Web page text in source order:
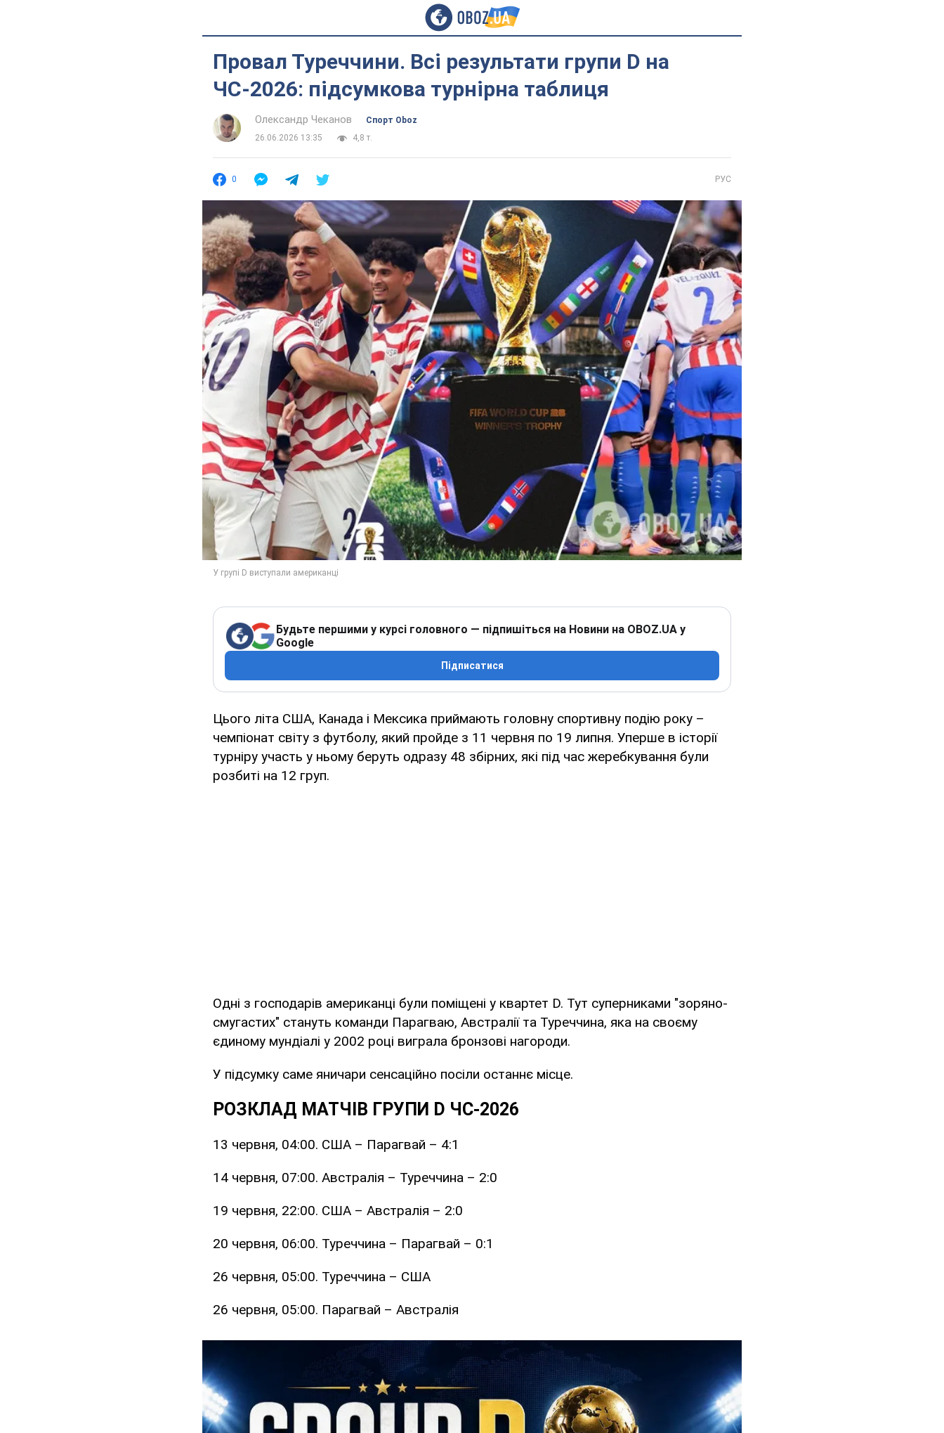
Провал Туреччини. Всі результати групи D на
ЧС-2026: підсумкова турнірна таблиця
Олександр Чеканов
Спорт Oboz
26.06.2026 13:35
4,8 т.
0 РУС
Будьте першими у курсі головного — підпишіться на Новини на OBOZ.UA у
Google
Підписатися
Цього літа США, Канада і Мексика приймають головну спортивну подію року –
чемпіонат світу з футболу, який пройде з 11 червня по 19 липня. Уперше в історії
турніру участь у ньому беруть одразу 48 збірних, які під час жеребкування були
розбиті на 12 груп.
Одні з господарів американці були поміщені у квартет D. Тут суперниками "зоряно-
смугастих" стануть команди Парагваю, Австралії та Туреччина, яка на своєму
єдиному мундіалі у 2002 році виграла бронзові нагороди.
У підсумку саме яничари сенсаційно посіли останнє місце.
РОЗКЛАД МАТЧІВ ГРУПИ D ЧС-2026
13 червня, 04:00. США – Парагвай – 4:1
14 червня, 07:00. Австралія – Туреччина – 2:0
19 червня, 22:00. США – Австралія – 2:0
20 червня, 06:00. Туреччина – Парагвай – 0:1
26 червня, 05:00. Туреччина – США
26 червня, 05:00. Парагвай – Австралія